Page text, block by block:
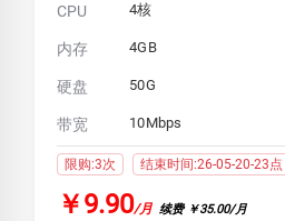
CPU 4核
内存 4GB
硬盘 50G
带宽 10Mbps
限购:3次 结束时间:26-05-20-23点
￥9.90/月 续费 ￥35.00/月